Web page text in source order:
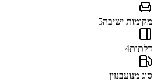
מקומות ישיבה5
דלתות4
סוג מנועבנזין